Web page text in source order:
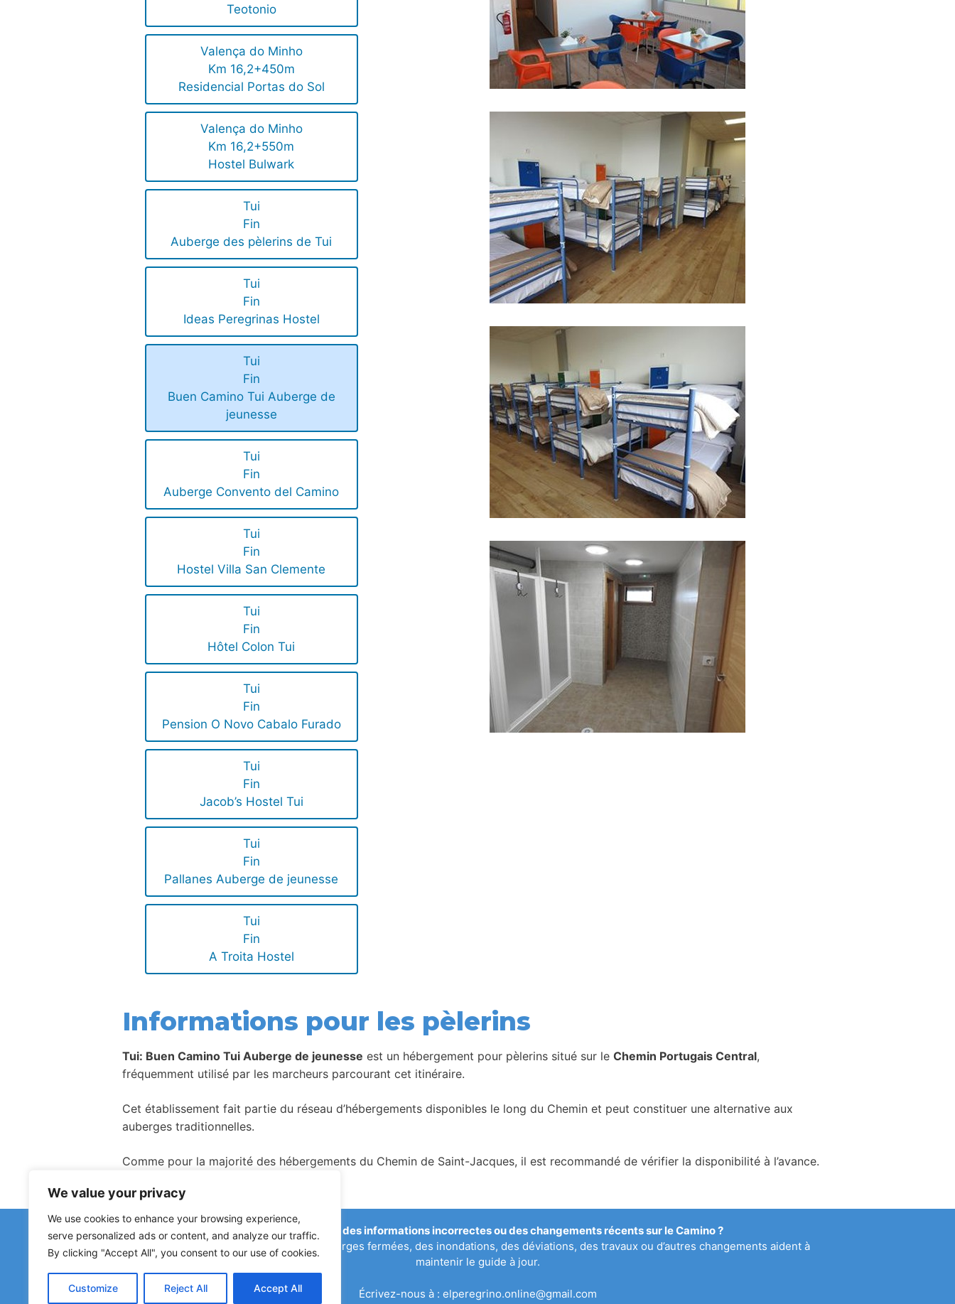
We value your privacy
We use cookies to enhance your browsing experience,
serve personalized ads or content, and analyze our traffic.
By clicking "Accept All", you consent to our use of cookies.
Customize Reject All Accept All
Teotonio
Valença do Minho
Km 16,2+450m
Residencial Portas do Sol
Valença do Minho
Km 16,2+550m
Hostel Bulwark
Tui
Fin
Auberge des pèlerins de Tui
Tui
Fin
Ideas Peregrinas Hostel
Tui
Fin
Buen Camino Tui Auberge de
jeunesse
Tui
Fin
Auberge Convento del Camino
Tui
Fin
Hostel Villa San Clemente
Tui
Fin
Hôtel Colon Tui
Tui
Fin
Pension O Novo Cabalo Furado
Tui
Fin
Jacob’s Hostel Tui
Tui
Fin
Pallanes Auberge de jeunesse
Tui
Fin
A Troita Hostel
Informations pour les pèlerins
Tui: Buen Camino Tui Auberge de jeunesse est un hébergement pour pèlerins situé sur le Chemin Portugais Central,
fréquemment utilisé par les marcheurs parcourant cet itinéraire.
Cet établissement fait partie du réseau d’hébergements disponibles le long du Chemin et peut constituer une alternative aux
auberges traditionnelles.
Comme pour la majorité des hébergements du Chemin de Saint-Jacques, il est recommandé de vérifier la disponibilité à l’avance.
Avez-vous remarqué des informations incorrectes ou des changements récents sur le Camino ?
Les signalements concernant des auberges fermées, des inondations, des déviations, des travaux ou d’autres changements aident à
maintenir le guide à jour.
Écrivez-nous à : elperegrino.online@gmail.com